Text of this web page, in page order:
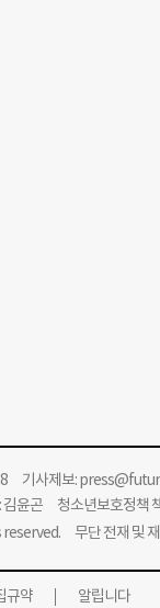
기사제보:
윤곤 청소년보호정책
무단 전재 및 재
규약 알립니다